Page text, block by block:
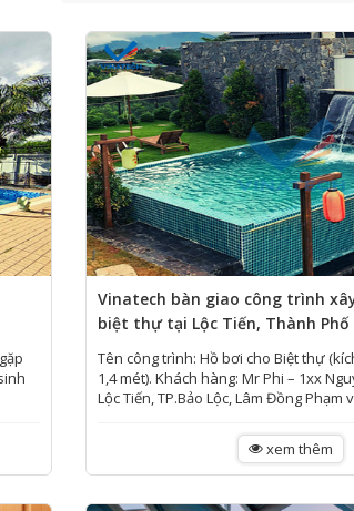
Vinatech bàn giao công trình
biệt thự tại Lộc Tiến, Thành Phố
Tên công trình: Hồ bơi cho Biệt thự
1,4 mét). Khách hàng: Mr Phi – 1xx
Lộc Tiến, TP.Bảo Lộc, Lâm Đồng Phạm
xem thêm